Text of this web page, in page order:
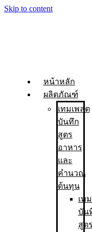
Skip to content
หน้าหลัก
ผลิตภัณฑ์
เทมเพลต
บันทึก
สูตร
อาหาร
และ
คำนวณ
ต้นทุน
เท
บัน
สูตร